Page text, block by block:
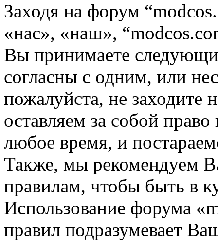
Заходя на форум
«нас», «наш»,
Вы принимаете
согласны с одним, или
пожалуйста, не
оставляем за собой
любое время, и
Также, мы рекомендуем
правилам, чтобы быть в
Использование форума
правил подразумевает